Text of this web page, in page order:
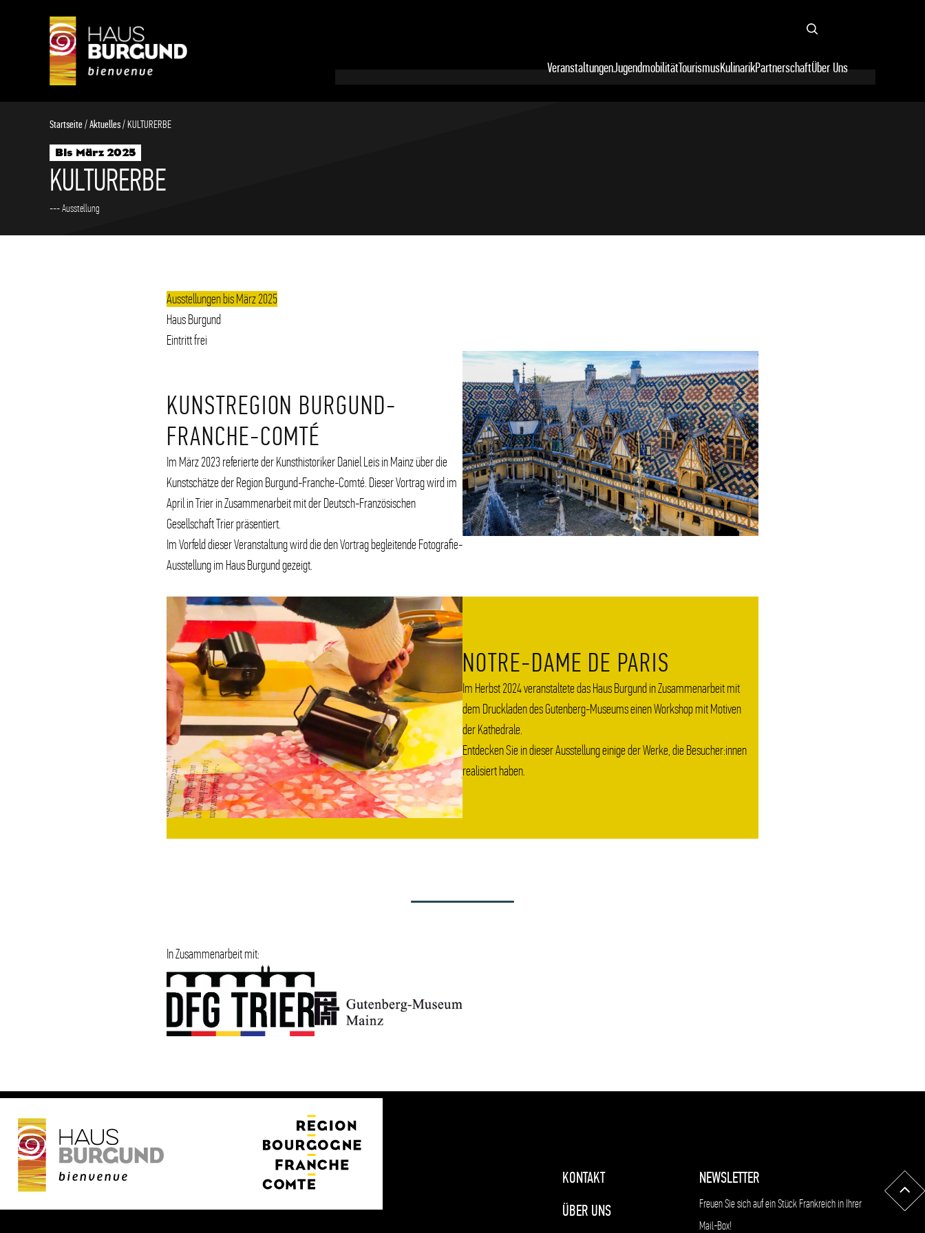
Schnellübersicht
VeranstaltungenJugendmobilitätTourismusKulinarikPartnerschaftÜber Uns
Startseite/Aktuelles/KULTURERBE
Bis März 2025
KULTURERBE
--- Ausstellung
Ausstellungen bis März 2025
Haus Burgund
Eintritt frei
KUNSTREGION BURGUND-
FRANCHE-COMTÉ
Im März 2023 referierte der Kunsthistoriker Daniel Leis in Mainz über die
Kunstschätze der Region Burgund-Franche-Comté. Dieser Vortrag wird im
April in Trier in Zusammenarbeit mit der Deutsch-Französischen
Gesellschaft Trier präsentiert.
Im Vorfeld dieser Veranstaltung wird die den Vortrag begleitende Fotografie-
Ausstellung im Haus Burgund gezeigt.
NOTRE-DAME DE PARIS
Im Herbst 2024 veranstaltete das Haus Burgund in Zusammenarbeit mit
dem Druckladen des Gutenberg-Museums einen Workshop mit Motiven
der Kathedrale.
Entdecken Sie in dieser Ausstellung einige der Werke, die Besucher:innen
realisiert haben.
In Zusammenarbeit mit:
KONTAKT
ÜBER UNS
NEWSLETTER
Freuen Sie sich auf ein Stück Frankreich in Ihrer
Mail-Box!